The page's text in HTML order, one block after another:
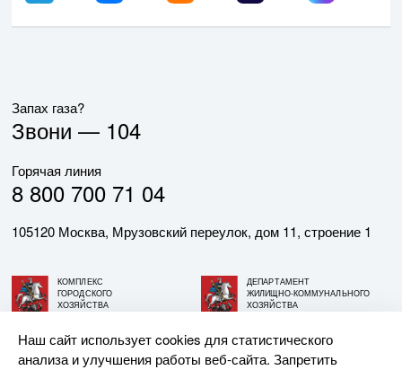
Запах газа?
Звони — 104
Горячая линия
8 800 700 71 04
105120 Москва, Мрузовский переулок, дом 11, строение 1
КОМПЛЕКС
ГОРОДСКОГО
ХОЗЯЙСТВА
ДЕПАРТАМЕНТ
ЖИЛИЩНО-КОММУНАЛЬНОГО
ХОЗЯЙСТВА
Наш сайт использует cookies для статистического
анализа и улучшения работы веб-сайта. Запретить